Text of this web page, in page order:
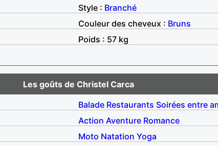
Style : Branché
Couleur des cheveux : Bruns
Poids : 57 kg
Les goûts de Christel Carca
Balade Restaurants Soirées entre
Action Aventure Romance
Moto Natation Yoga